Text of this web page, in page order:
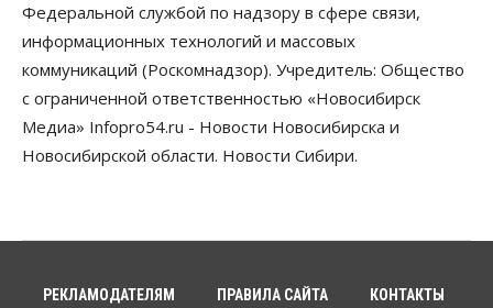
Власть
В мэрии Новосибирска объяснили ситуацию с
пешеходной зоной на улице Ленина
05 Августа 2026, 18:00
Бизнес Власть
Независимые АЗС Новосибирска
Губернатор поблагодарил новосибирских
строителей за вклад в развитие региона
Федеральной службой по надзору в сфере связи,
информационных технологий и массовых
коммуникаций (Роскомнадзор). Учредитель: Общество
с ограниченной ответственностью «Новосибирск
Медиа» Infopro54.ru - Новости Новосибирска и
Новосибирской области. Новости Сибири.
РЕКЛАМОДАТЕЛЯМ ПРАВИЛА САЙТА КОНТАКТЫ